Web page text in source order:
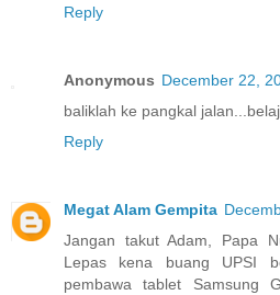
Reply
Anonymous December 22,
baliklah ke pangkal
Reply
Megat Alam Gempita
Jangan takut Adam, Papa
Lepas kena buang UPSI
pembawa tablet Samsung